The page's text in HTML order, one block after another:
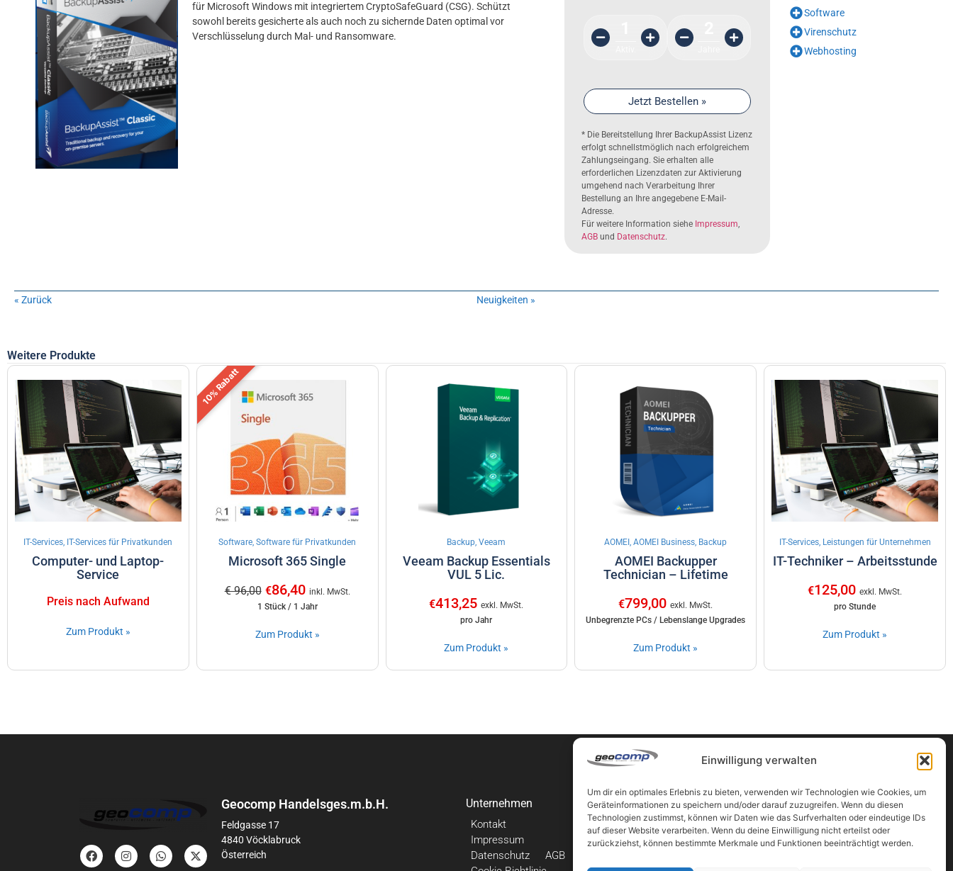
Einwilligung verwalten
Um dir ein optimales Erlebnis zu bieten, verwenden wir Technologien wie Cookies, um
Geräteinformationen zu speichern und/oder darauf zuzugreifen. Wenn du diesen
Technologien zustimmst, können wir Daten wie das Surfverhalten oder eindeutige IDs
auf dieser Website verarbeiten. Wenn du deine Einwilligung nicht erteilst oder
zurückziehst, können bestimmte Merkmale und Funktionen beeinträchtigt werden.
für Microsoft Windows mit integriertem CryptoSafeGuard (CSG). Schützt
sowohl bereits gesicherte als auch noch zu sichernde Daten optimal vor
Verschlüsselung durch Mal- und Ransomware.
Jetzt Bestellen »
* Die Bereitstellung Ihrer BackupAssist Lizenz
erfolgt schnellstmöglich nach erfolgreichem
Zahlungseingang. Sie erhalten alle
erforderlichen Lizenzdaten zur Aktivierung
umgehend nach Verarbeitung Ihrer
Bestellung an Ihre angegebene E-Mail-
Adresse.
Für weitere Information siehe Impressum,
AGB und Datenschutz.
Software
Virenschutz
Webhosting
« Zurück Neuigkeiten »
Weitere Produkte
IT-Services, IT-Services für Privatkunden
Computer- und Laptop-
Service
Preis nach Aufwand
Zum Produkt »
Software, Software für Privatkunden
Microsoft 365 Single
€ 96,00 €86,40 inkl. MwSt.
1 Stück / 1 Jahr
Zum Produkt »
10% Rabatt
Backup, Veeam
Veeam Backup Essentials
VUL 5 Lic.
€413,25 exkl. MwSt.
pro Jahr
Zum Produkt »
AOMEI, AOMEI Business, Backup
AOMEI Backupper
Technician – Lifetime
€799,00 exkl. MwSt.
Unbegrenzte PCs / Lebenslange Upgrades
Zum Produkt »
IT-Services, Leistungen für Unternehmen
IT-Techniker – Arbeitsstunde
€125,00 exkl. MwSt.
pro Stunde
Zum Produkt »
Geocomp Handelsges.m.b.H.
Feldgasse 17
4840 Vöcklabruck
Österreich
Unternehmen
Kontakt
Impressum
Datenschutz
AGB
Links
Neuigkeiten
Beiträge
Partner
www.vermessung-ahrer.at
www.vermessung-luftbild.at